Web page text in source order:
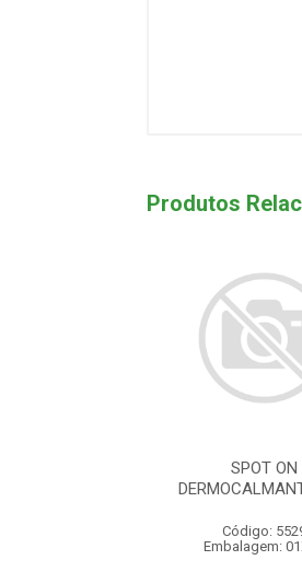
Produtos
SPOT ON
Código:
Embalagem: